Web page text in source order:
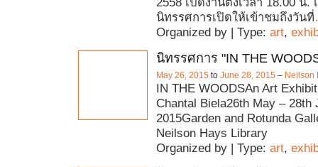
นิทรรศการเปิดให้เข้าชมถึงวันที่
Organized by | Type: art,
นิทรรศการ "IN THE
May 26, 2015 to June 28, 2015 – Neilson
IN THE WOODSAn Art
Chantal Biela26th May – 28th
2015Garden and Rotunda
Neilson Hays Library
Organized by | Type: art,